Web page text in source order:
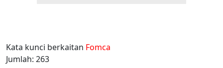
Kata kunci berkaitan Fomca
Jumlah: 263